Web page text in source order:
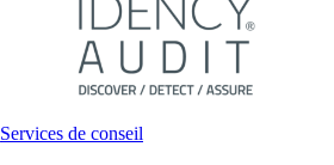
Services de conseil